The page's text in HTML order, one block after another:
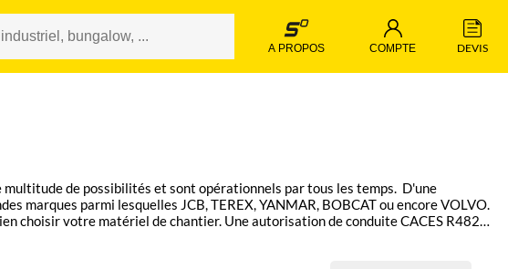
A PROPOS COMPTE DEVIS
multitude de possibilités et sont opérationnels par tous les temps. D'une
marques parmi lesquelles JCB, TEREX, YANMAR, BOBCAT ou encore VOLVO.
choisir votre matériel de chantier. Une autorisation de conduite CACES R482